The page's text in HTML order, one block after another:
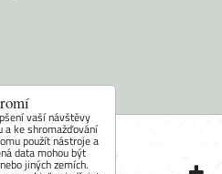
soukromí
vaší návštěvy
a ke shromažďování
použít nástroje a
data mohou být
jiných zemích.